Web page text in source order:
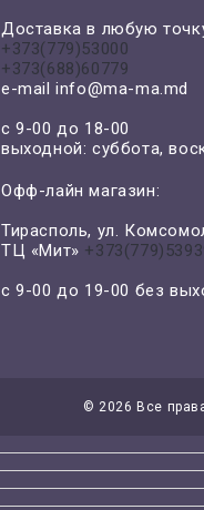
Доставка в любую
+373(779)53000
+373(688)60779
e-mailinfo@ma-ma.md
с 9-00 до 18-00
выходной: суббота,
Офф-лайн магазин:
Тирасполь, ул.
ТЦ «Мит»
с 9-00 до 19-00 без
© 2026 Все